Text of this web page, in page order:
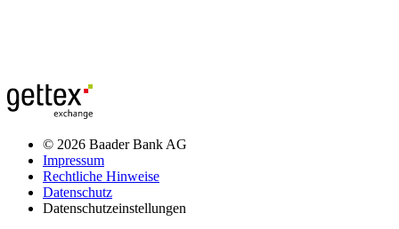
© 2026 Baader Bank AG
Impressum
Rechtliche Hinweise
Datenschutz
Datenschutzeinstellungen